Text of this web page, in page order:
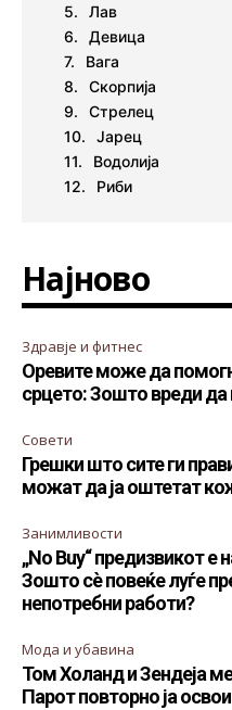
Лав
Девица
Вага
Скорпија
Стрелец
Јарец
Водолија
Риби
Најново
Здравје и фитнес
Оревите може да
срцето: Зошто вреди да
Совети
Грешки што сите ги
можат да ја оштетат
Занимливости
„No Buy“ предизвикот е
Зошто сè повеќе луѓе
непотребни работи?
Мода и убавина
Том Холанд и Зендеја
Парот повторно ја